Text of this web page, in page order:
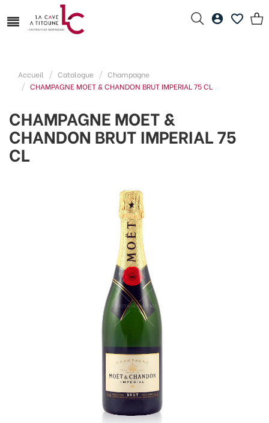
Accueil Catalogue
Champagne
CHAMPAGNE MOET & CHANDON BRUT IMPERIAL 75 CL
CHAMPAGNE MOET &
CHANDON BRUT IMPERIAL 75
CL